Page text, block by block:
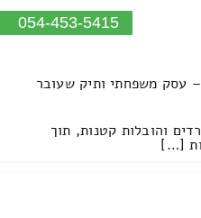
054-453-5415
עסק משפחתי ותיק שעובר
והובלות קטנות, תוך
[…]